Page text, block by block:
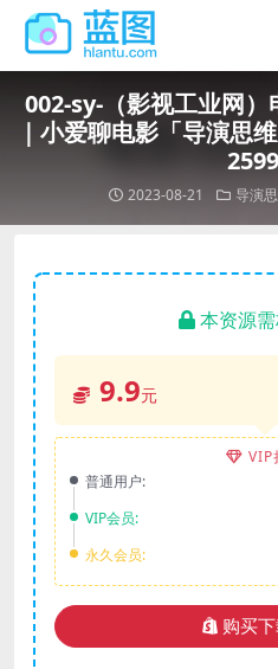
002-sy-（影视工业网
｜小爱聊电影「导演思
2599
2023-08-21 导演
本资源
9.9元
VIP
普通用户:
VIP会员:
永久会员:
购买